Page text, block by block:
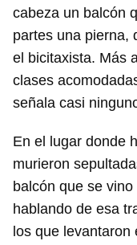
cabeza un balcón
partes una pierna,
el bicitaxista. Más
clases
señala casi
En el lugar donde
murieron
balcón que se
hablando de esa
los que